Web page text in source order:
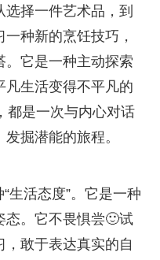
择一件艺术品，到
种新的烹饪技巧，
。它是一种主动探索
凡生活变得不平凡的
都是一次与内心对话
掘潜能的旅程。
生活态度”。它是一种
态。它不畏惧尝🙂试
敢于表达真实的自